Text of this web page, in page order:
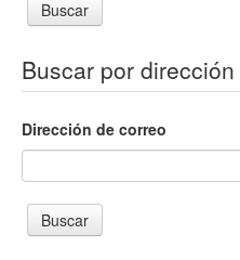
Buscar por
Dirección de correo